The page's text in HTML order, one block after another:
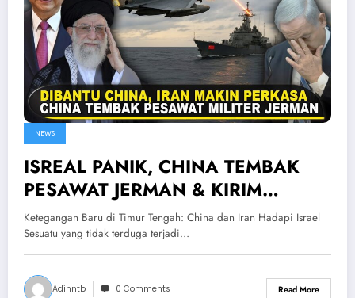
NEWS
ISREAL PANIK, CHINA TEMBAK
PESAWAT JERMAN & KIRIM
SENJATA KE IRAN — China Siap
Perang Bantu Iran
Ketegangan Baru di Timur Tengah: China dan Iran Hadapi Israel
Sesuatu yang tidak terduga terjadi…
Adinntb 0 Comments Read More